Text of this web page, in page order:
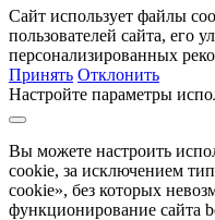
Сайт использует файлы
пользователей сайта, его
персонализированных
Принять Отклонить
Настройте параметры
Вы можете настроить
cookie, за исключением
cookie», без которых
функционирование сайта